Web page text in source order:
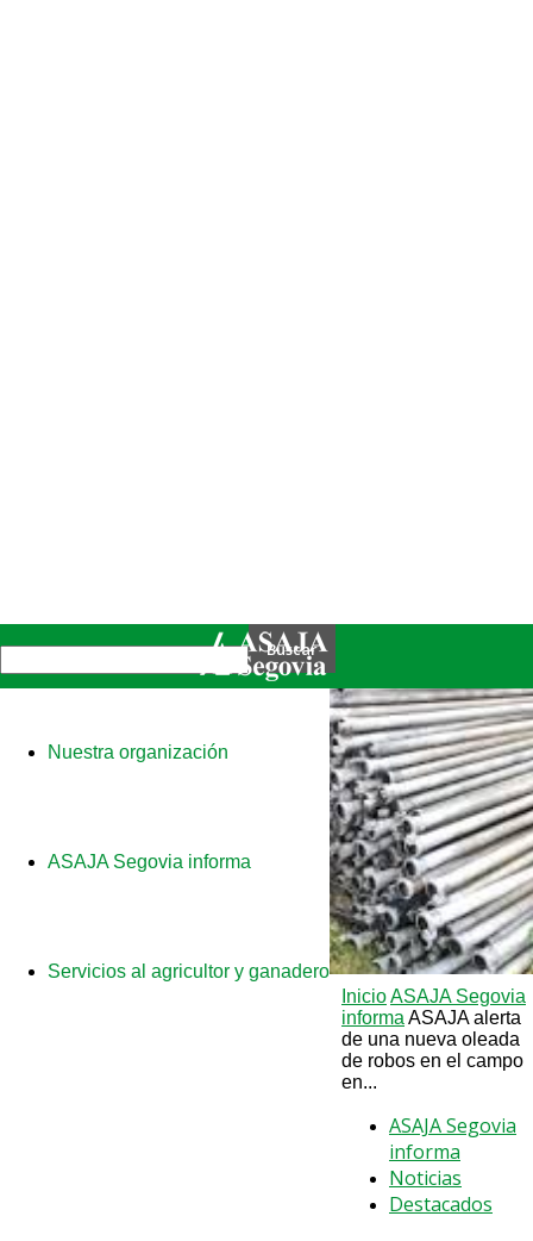
Nuestra organización
ASAJA Segovia informa
Servicios al agricultor y ganadero
InicioASAJA Segovia
informa ASAJA alerta
de una nueva oleada
de robos en el campo
en...
ASAJA Segovia
informa
Noticias
Destacados